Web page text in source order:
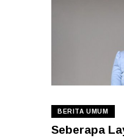
BERITA UMUM
Seberapa